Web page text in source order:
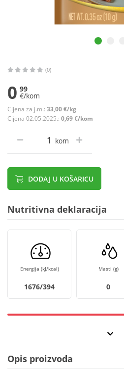
(0)
0 99
€/kom
Cijena za j.m.: 33,00 €/kg
Cijena 02.05.2025.: 0,69 €/kom
kom
DODAJ U KOŠARICU
Nutritivna deklaracija
Energija (kJ/kcal)
1676/394
Masti (g)
0
Opis proizvoda